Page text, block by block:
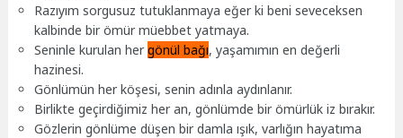
Razıyım sorgusuz tutuklanmaya eğer ki beni seveceksen
kalbinde bir ömür müebbet yatmaya.
Seninle kurulan hergönül bağı, yaşamımın en değerli
hazinesi.
Gönlümün her köşesi, senin adınla aydınlanır.
Birlikte geçirdiğimiz her an, gönlümde bir ömürlük iz bırakır.
Gözlerin gönlüme düşen bir damla ışık, varlığın hayatıma